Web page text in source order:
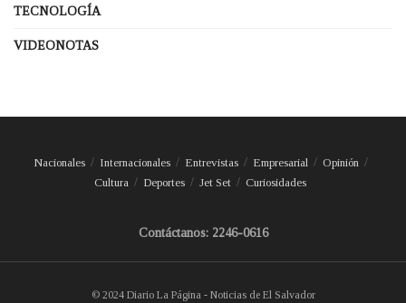
TECNOLOGÍA
VIDEONOTAS
Nacionales Internacionales Entrevistas Empresarial
Opinión
Cultura
Deportes Jet Set Curiosidades
Contáctanos: 2246-0616
© 2024 Diario La Página - Noticias de El Salvador